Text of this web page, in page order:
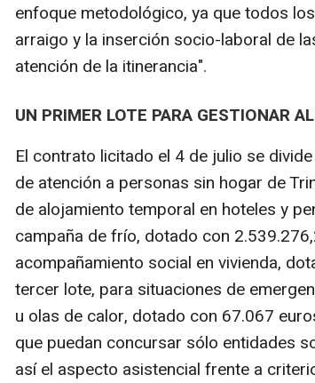
enfoque metodológico, ya que todos
arraigo y la inserción socio-laboral de
atención de la itinerancia".
UN PRIMER LOTE PARA GESTIONAR
El contrato licitado el 4 de julio se
de atención a personas sin hogar de
de alojamiento temporal en hoteles y
campaña de frío, dotado con
acompañamiento social en vivienda,
tercer lote, para situaciones de
u olas de calor, dotado con 67.067
que puedan concursar sólo entidades
así el aspecto asistencial frente a